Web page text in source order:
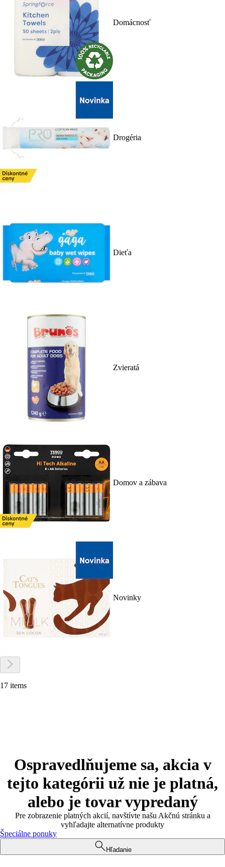
Domácnosť
Drogéria
Dieťa
Zvieratá
Domov a zábava
Novinky
17 items
Ospravedlňujeme sa, akcia v
tejto kategórii už nie je platná,
alebo je tovar vypredaný
Pre zobrazenie platných akcií, navštívte našu Akčnú stránku a
vyhľadajte alternatívne produkty
Špeciálne ponuky
Hľadanie